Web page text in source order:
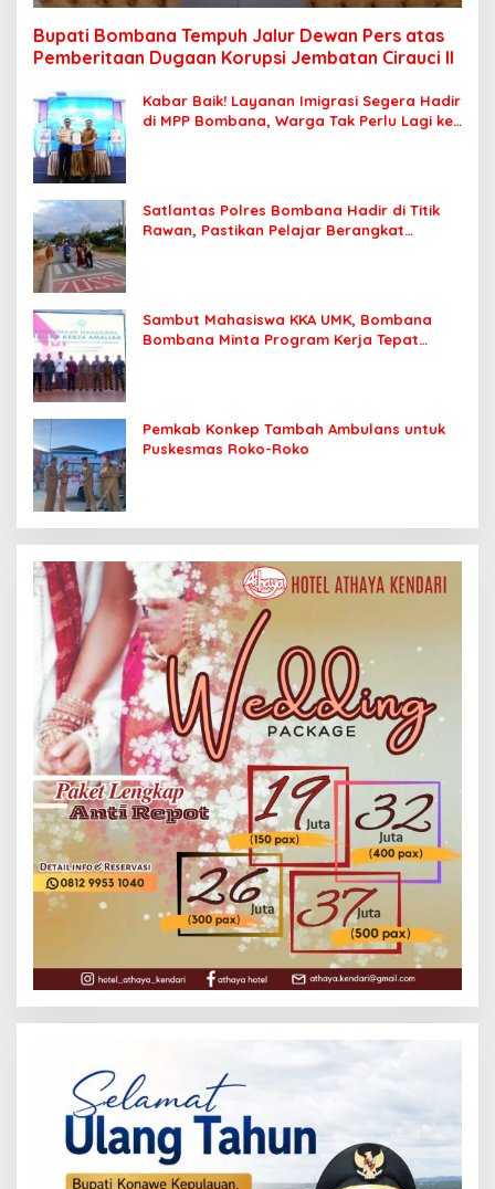
Bupati Bombana Tempuh Jalur Dewan Pers atas
Pemberitaan Dugaan Korupsi Jembatan Cirauci II
Kabar Baik! Layanan Imigrasi Segera Hadir
di MPP Bombana, Warga Tak Perlu Lagi ke
Satlantas Polres Bombana Hadir di Titik
Rawan, Pastikan Pelajar Berangkat
Sambut Mahasiswa KKA UMK, Bombana
Bombana Minta Program Kerja Tepat
Pemkab Konkep Tambah Ambulans untuk
Puskesmas Roko-Roko